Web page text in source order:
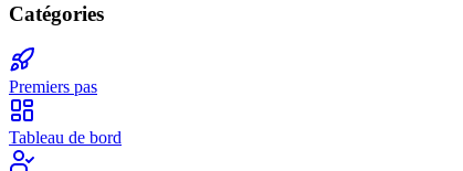
Catégories
Premiers pas
Tableau de bord